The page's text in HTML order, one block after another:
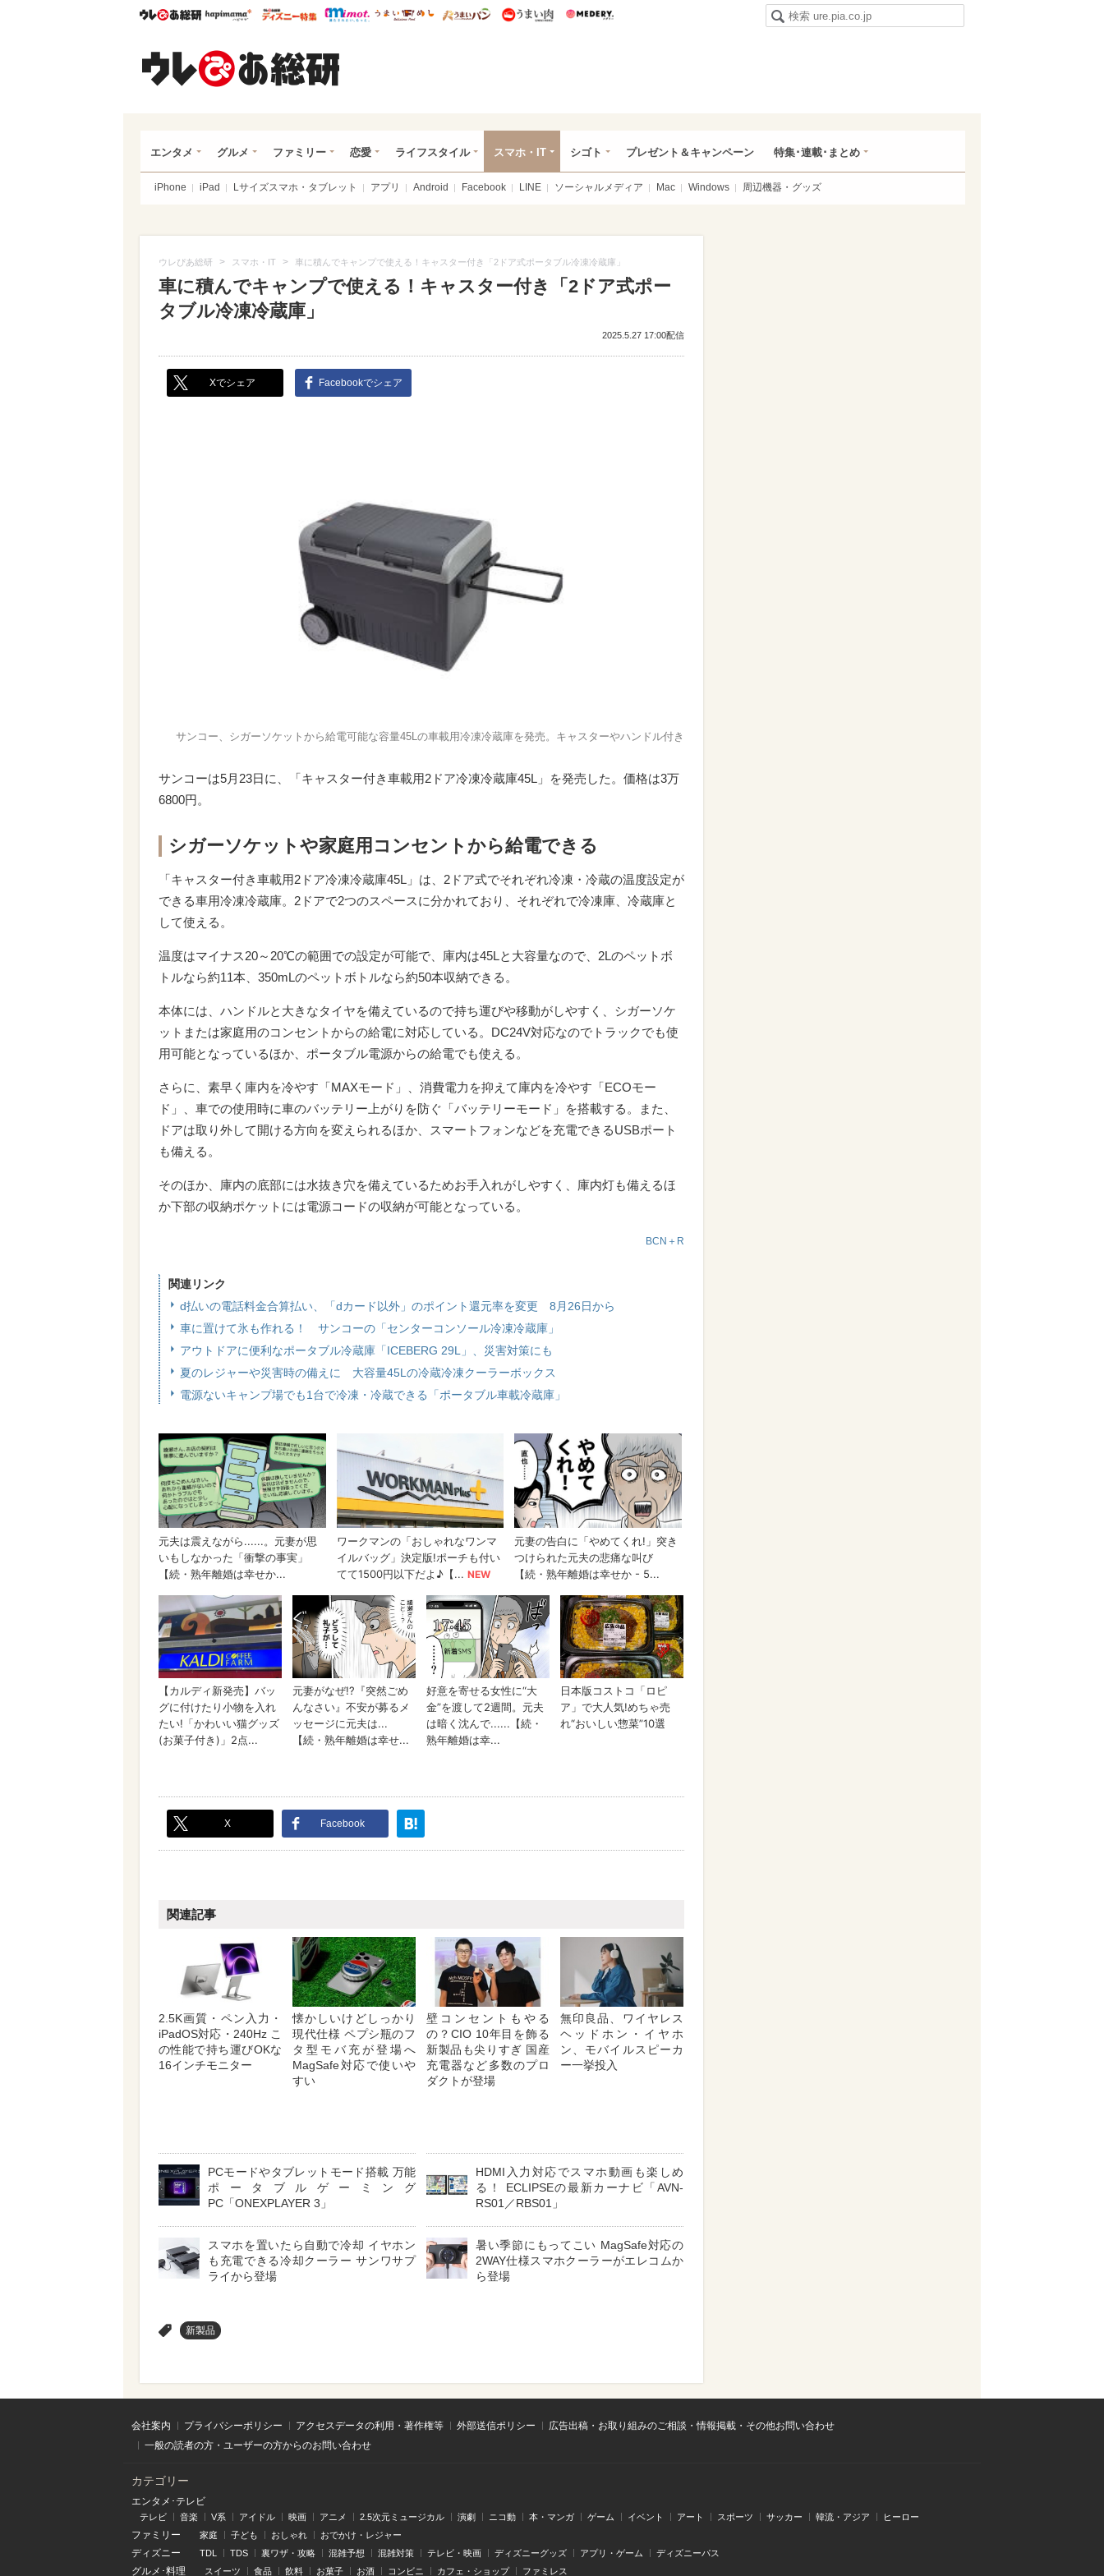
ウレぴあ総研ハピママ* ウレぴあ総研 ディズニー特集
mimot. うまいめし うまいパン うまい肉
エンタメ グルメ ファミリー 恋愛 ライフスタイル スマホ・IT シゴト プレゼント＆キャンペーン 特集･連載･まとめ
iPhone iPad Lサイズスマホ・タブレット アプリ Android Facebook LINE ソーシャルメディア Mac Windows 周辺機器・グッズ
ウレぴあ総研 > スマホ・IT > 車に積んでキャンプで使える！キャスター付き「2ドア式ポータブル冷凍冷蔵庫」
車に積んでキャンプで使える！キャスター付き「2ドア式ポー
タブル冷凍冷蔵庫」
2025.5.27 17:00配信
Xでシェア Facebookでシェア
サンコー、シガーソケットから給電可能な容量45Lの車載用冷凍冷蔵庫を発売。キャスターやハンドル付き
サンコーは5月23日に、「キャスター付き車載用2ドア冷凍冷蔵庫45L」を発売した。価格は3万
6800円。
シガーソケットや家庭用コンセントから給電できる
「キャスター付き車載用2ドア冷凍冷蔵庫45L」は、2ドア式でそれぞれ冷凍・冷蔵の温度設定が
できる車用冷凍冷蔵庫。2ドアで2つのスペースに分かれており、それぞれで冷凍庫、冷蔵庫と
して使える。
温度はマイナス20～20℃の範囲での設定が可能で、庫内は45Lと大容量なので、2Lのペットボ
トルなら約11本、350mLのペットボトルなら約50本収納できる。
本体には、ハンドルと大きなタイヤを備えているので持ち運びや移動がしやすく、シガーソケ
ットまたは家庭用のコンセントからの給電に対応している。DC24V対応なのでトラックでも使
用可能となっているほか、ポータブル電源からの給電でも使える。
さらに、素早く庫内を冷やす「MAXモード」、消費電力を抑えて庫内を冷やす「ECOモー
ド」、車での使用時に車のバッテリー上がりを防ぐ「バッテリーモード」を搭載する。また、
ドアは取り外して開ける方向を変えられるほか、スマートフォンなどを充電できるUSBポート
も備える。
そのほか、庫内の底部には水抜き穴を備えているためお手入れがしやすく、庫内灯も備えるほ
か下部の収納ポケットには電源コードの収納が可能となっている。
BCN＋R
関連リンク
d払いの電話料金合算払い、「dカード以外」のポイント還元率を変更 8月26日から
車に置けて氷も作れる！ サンコーの「センターコンソール冷凍冷蔵庫」
アウトドアに便利なポータブル冷蔵庫「ICEBERG 29L」、災害対策にも
夏のレジャーや災害時の備えに 大容量45Lの冷蔵冷凍クーラーボックス
電源ないキャンプ場でも1台で冷凍・冷蔵できる「ポータブル車載冷蔵庫」
X Facebook
関連記事
2.5K画質・ペン入力・
iPadOS対応・240Hz こ
の性能で持ち運びOKな
16インチモニター
懐かしいけどしっかり
現代仕様 ペプシ瓶のフ
タ型モバ充が登場へ
MagSafe対応で使いや
すい
壁コンセントもやる
の？CIO 10年目を飾る
新製品も尖りすぎ 国産
充電器など多数のプロ
ダクトが登場
無印良品、ワイヤレス
ヘッドホン・イヤホ
ン、モバイルスピーカ
ー一挙投入
PCモードやタブレットモード搭載 万能
ポータブルゲーミング
PC「ONEXPLAYER 3」
HDMI入力対応でスマホ動画も楽しめ
る！ ECLIPSEの最新カーナビ「AVN-
RS01／RBS01」
スマホを置いたら自動で冷却 イヤホン
も充電できる冷却クーラー サンワサプ
ライから登場
暑い季節にもってこい MagSafe対応の
2WAY仕様スマホクーラーがエレコムか
ら登場
新製品
会社案内 プライバシーポリシー アクセスデータの利用・著作権等 外部送信ポリシー
広告出稿・お取り組みのご相談・情報掲載・その他お問い合わせ
一般の読者の方・ユーザーの方からのお問い合わせ
カテゴリー
エンタメ･テレビ
テレビ 音楽 V系 アイドル 映画 アニメ 2.5次元ミュージカル 演劇 ニコ動 本・マンガ ゲーム イベント アート スポーツ サッカー 韓流・アジア ヒーロー
ファミリー 家庭 子ども おしゃれ おでかけ・レジャー
ディズニー TDL TDS 裏ワザ・攻略 混雑予想 混雑対策 テレビ・映画 ディズニーグッズ アプリ・ゲーム ディズニーパス
グルメ･料理 スイーツ 食品 飲料 お菓子 お酒 コンビニ カフェ・ショップ ファミレス